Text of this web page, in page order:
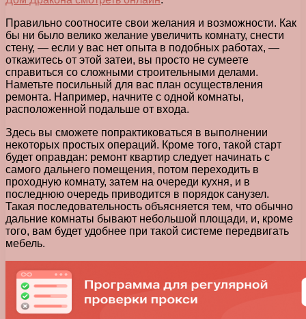
Правильно соотносите свои желания и возможности. Как
бы ни было велико желание увеличить комнату, снести
стену, — если у вас нет опыта в подобных работах, —
откажитесь от этой затеи, вы просто не сумеете
справиться со сложными строительными делами.
Наметьте посильный для вас план осуществления
ремонта. Например, начните с одной комнаты,
расположенной подальше от входа.
Здесь вы сможете попрактиковаться в выполнении
некоторых простых операций. Кроме того, такой старт
будет оправдан: ремонт квартир следует начинать с
самого дальнего помещения, потом переходить в
проходную комнату, затем на очереди кухня, и в
последнюю очередь приводится в порядок санузел.
Такая последовательность объясняется тем, что обычно
дальние комнаты бывают небольшой площади, и, кроме
того, вам будет удобнее при такой системе передвигать
мебель.